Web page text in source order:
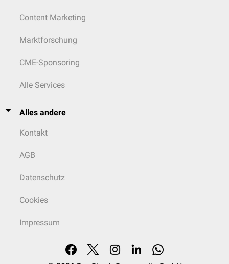
Content Marketing
Marktforschung
CME-Sponsoring
Alle Services
Alles andere
Kontakt
AGB
Datenschutz
Cookies
Impressum